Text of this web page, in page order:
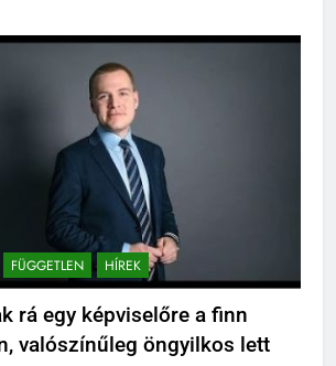
FÜGGETLEN HÍREK
rá egy képviselőre a finn
valószínűleg öngyilkos lett